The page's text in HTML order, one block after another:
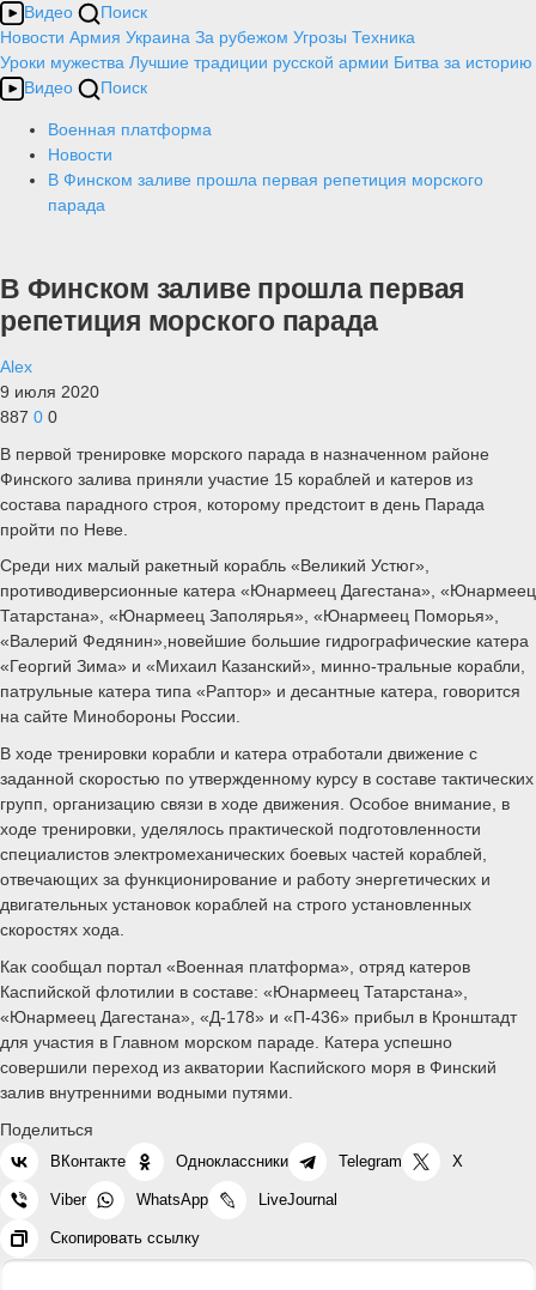
Видео
Поиск
Новости Армия Украина За рубежом Угрозы Техника
Уроки мужества Лучшие традиции русской армии Битва за историю
Видео
Поиск
Военная платформа
Новости
В Финском заливе прошла первая репетиция морского
парада
В Финском заливе прошла первая
репетиция морского парада
Alex
9 июля 2020
887 0 0
В первой тренировке морского парада в назначенном районе
Финского залива приняли участие 15 кораблей и катеров из
состава парадного строя, которому предстоит в день Парада
пройти по Неве.
Среди них малый ракетный корабль «Великий Устюг»,
противодиверсионные катера «Юнармеец Дагестана», «Юнармеец
Татарстана», «Юнармеец Заполярья», «Юнармеец Поморья»,
«Валерий Федянин»,новейшие большие гидрографические катера
«Георгий Зима» и «Михаил Казанский», минно-тральные корабли,
патрульные катера типа «Раптор» и десантные катера, говорится
на сайте Минобороны России.
В ходе тренировки корабли и катера отработали движение с
заданной скоростью по утвержденному курсу в составе тактических
групп, организацию связи в ходе движения. Особое внимание, в
ходе тренировки, уделялось практической подготовленности
специалистов электромеханических боевых частей кораблей,
отвечающих за функционирование и работу энергетических и
двигательных установок кораблей на строго установленных
скоростях хода.
Как сообщал портал «Военная платформа», отряд катеров
Каспийской флотилии в составе: «Юнармеец Татарстана»,
«Юнармеец Дагестана», «Д-178» и «П-436» прибыл в Кронштадт
для участия в Главном морском параде. Катера успешно
совершили переход из акватории Каспийского моря в Финский
залив внутренними водными путями.
Поделиться
ВКонтакте Одноклассники Telegram X
Viber WhatsApp LiveJournal
Скопировать ссылку